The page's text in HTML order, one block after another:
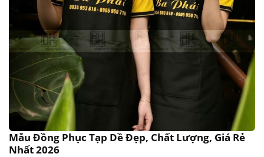
Mẫu Đồng Phục Tạp Dề Đẹp, Chất Lượng, Giá Rẻ
Nhất 2026